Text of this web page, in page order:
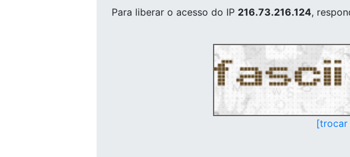
Para liberar o acesso do IP 216.73.216.124,
[trocar